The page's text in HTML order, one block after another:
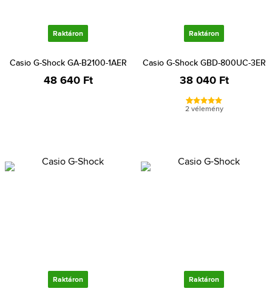
Raktáron
Casio G-Shock GA-B2100-1AER
48 640 Ft
Raktáron
Casio G-Shock GBD-800UC-3ER
38 040 Ft
2 vélemény
Raktáron Raktáron